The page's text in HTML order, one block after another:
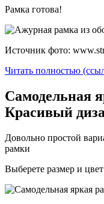
Рамка готова!
Источник фото:
Читать полностью
Самодельная
Красивый
Довольно простой
рамки
Выберете размер и